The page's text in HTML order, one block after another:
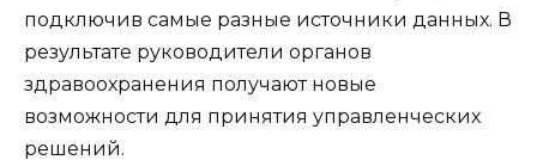
подключив самые разные источники данных. В
результате руководители органов
здравоохранения получают новые
возможности для принятия управленческих
решений.